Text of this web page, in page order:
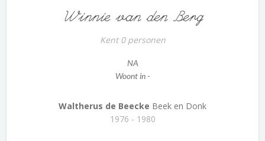
Winnie van den Berg
Kent 0 personen
NA
Woont in -
Waltherus de Beecke Beek en Donk
1976 - 1980